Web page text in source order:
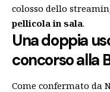
colosso dello
pellicola in sala.
Una doppia
concorso alla
Come confermato da